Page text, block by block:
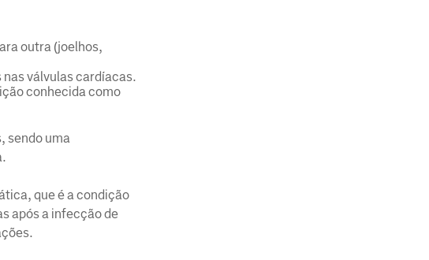
outra (joelhos,
válvulas cardíacas.
conhecida como
sendo uma
que é a condição
após a infecção de